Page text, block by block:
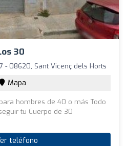
30
- 08620, Sant Vicenç dels Horts
Mapa
hombres de 40 o más Todo
tu Cuerpo de 30
teléfono